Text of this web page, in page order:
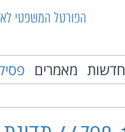
הפורטל המשפטי
חדשות מאמרים